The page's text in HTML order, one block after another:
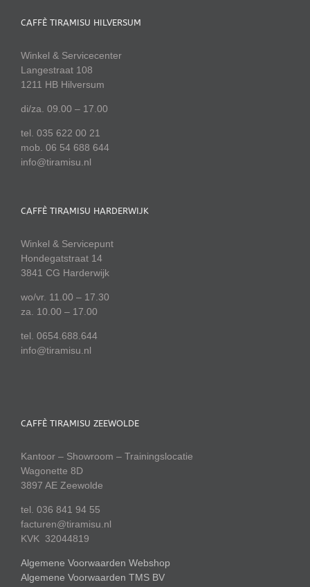
CAFFÈ TIRAMISU HILVERSUM
Winkel & Servicecenter
Langestraat 108
1211 HB Hilversum
di/za. 09.00 – 17.00
tel. 035 622 00 21
mob. 06 54 688 644
info@tiramisu.nl
CAFFÈ TIRAMISU HARDERWIJK
Winkel & Servicepunt
Hondegatstraat 14
3841 CG Harderwijk
wo/vr. 11.00 – 17.30
za. 10.00 – 17.00
tel. 0654.688.644
info@tiramisu.nl
CAFFÈ TIRAMISU ZEEWOLDE
Kantoor – Showroom – Trainingslocatie
Wagonette 8D
3897 AE Zeewolde
tel. 036 841 94 55
facturen@tiramisu.nl
KVK 32044819
Algemene Voorwaarden Webshop
Algemene Voorwaarden TMS BV